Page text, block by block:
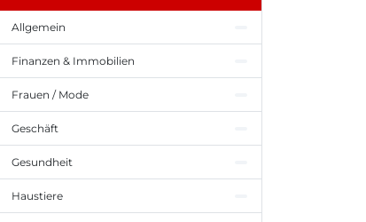
Allgemein
Finanzen & Immobilien
Frauen / Mode
Geschäft
Gesundheit
Haustiere